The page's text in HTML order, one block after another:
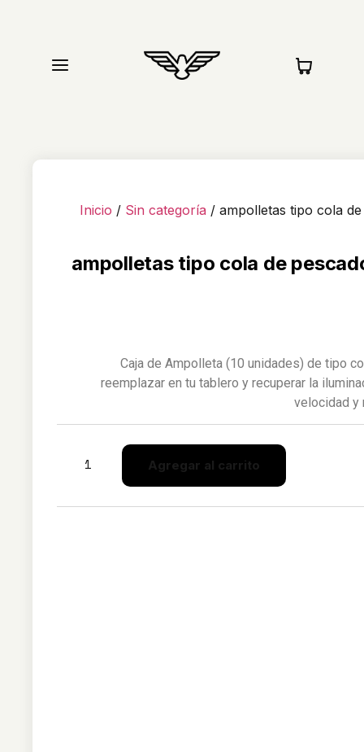
Inicio / Sin categoría / ampolletas tipo cola
ampolletas tipo cola de
Agregar al carrito
Caja de Ampolleta (10 unidades) de tipo
reemplazar en tu tablero y recuperar la
velocidad y